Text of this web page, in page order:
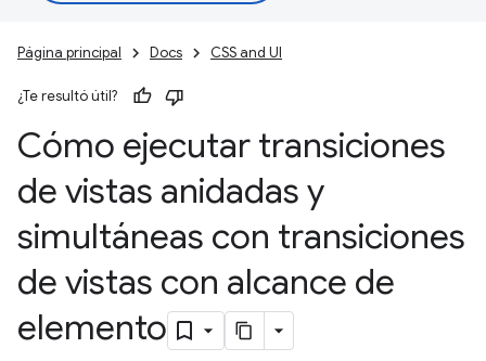
Página principal Docs CSS and UI
¿Te resultó útil?
Cómo ejecutar transiciones
de vistas anidadas y
simultáneas con transiciones
de vistas con alcance de
elemento